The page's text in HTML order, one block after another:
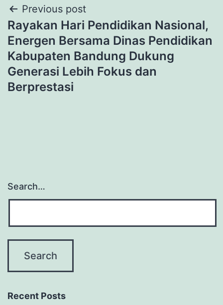
Post
navigation
Previous post
Rayakan Hari Pendidikan Nasional,
Energen Bersama Dinas Pendidikan
Kabupaten Bandung Dukung
Generasi Lebih Fokus dan
Berprestasi
Search…
Recent Posts